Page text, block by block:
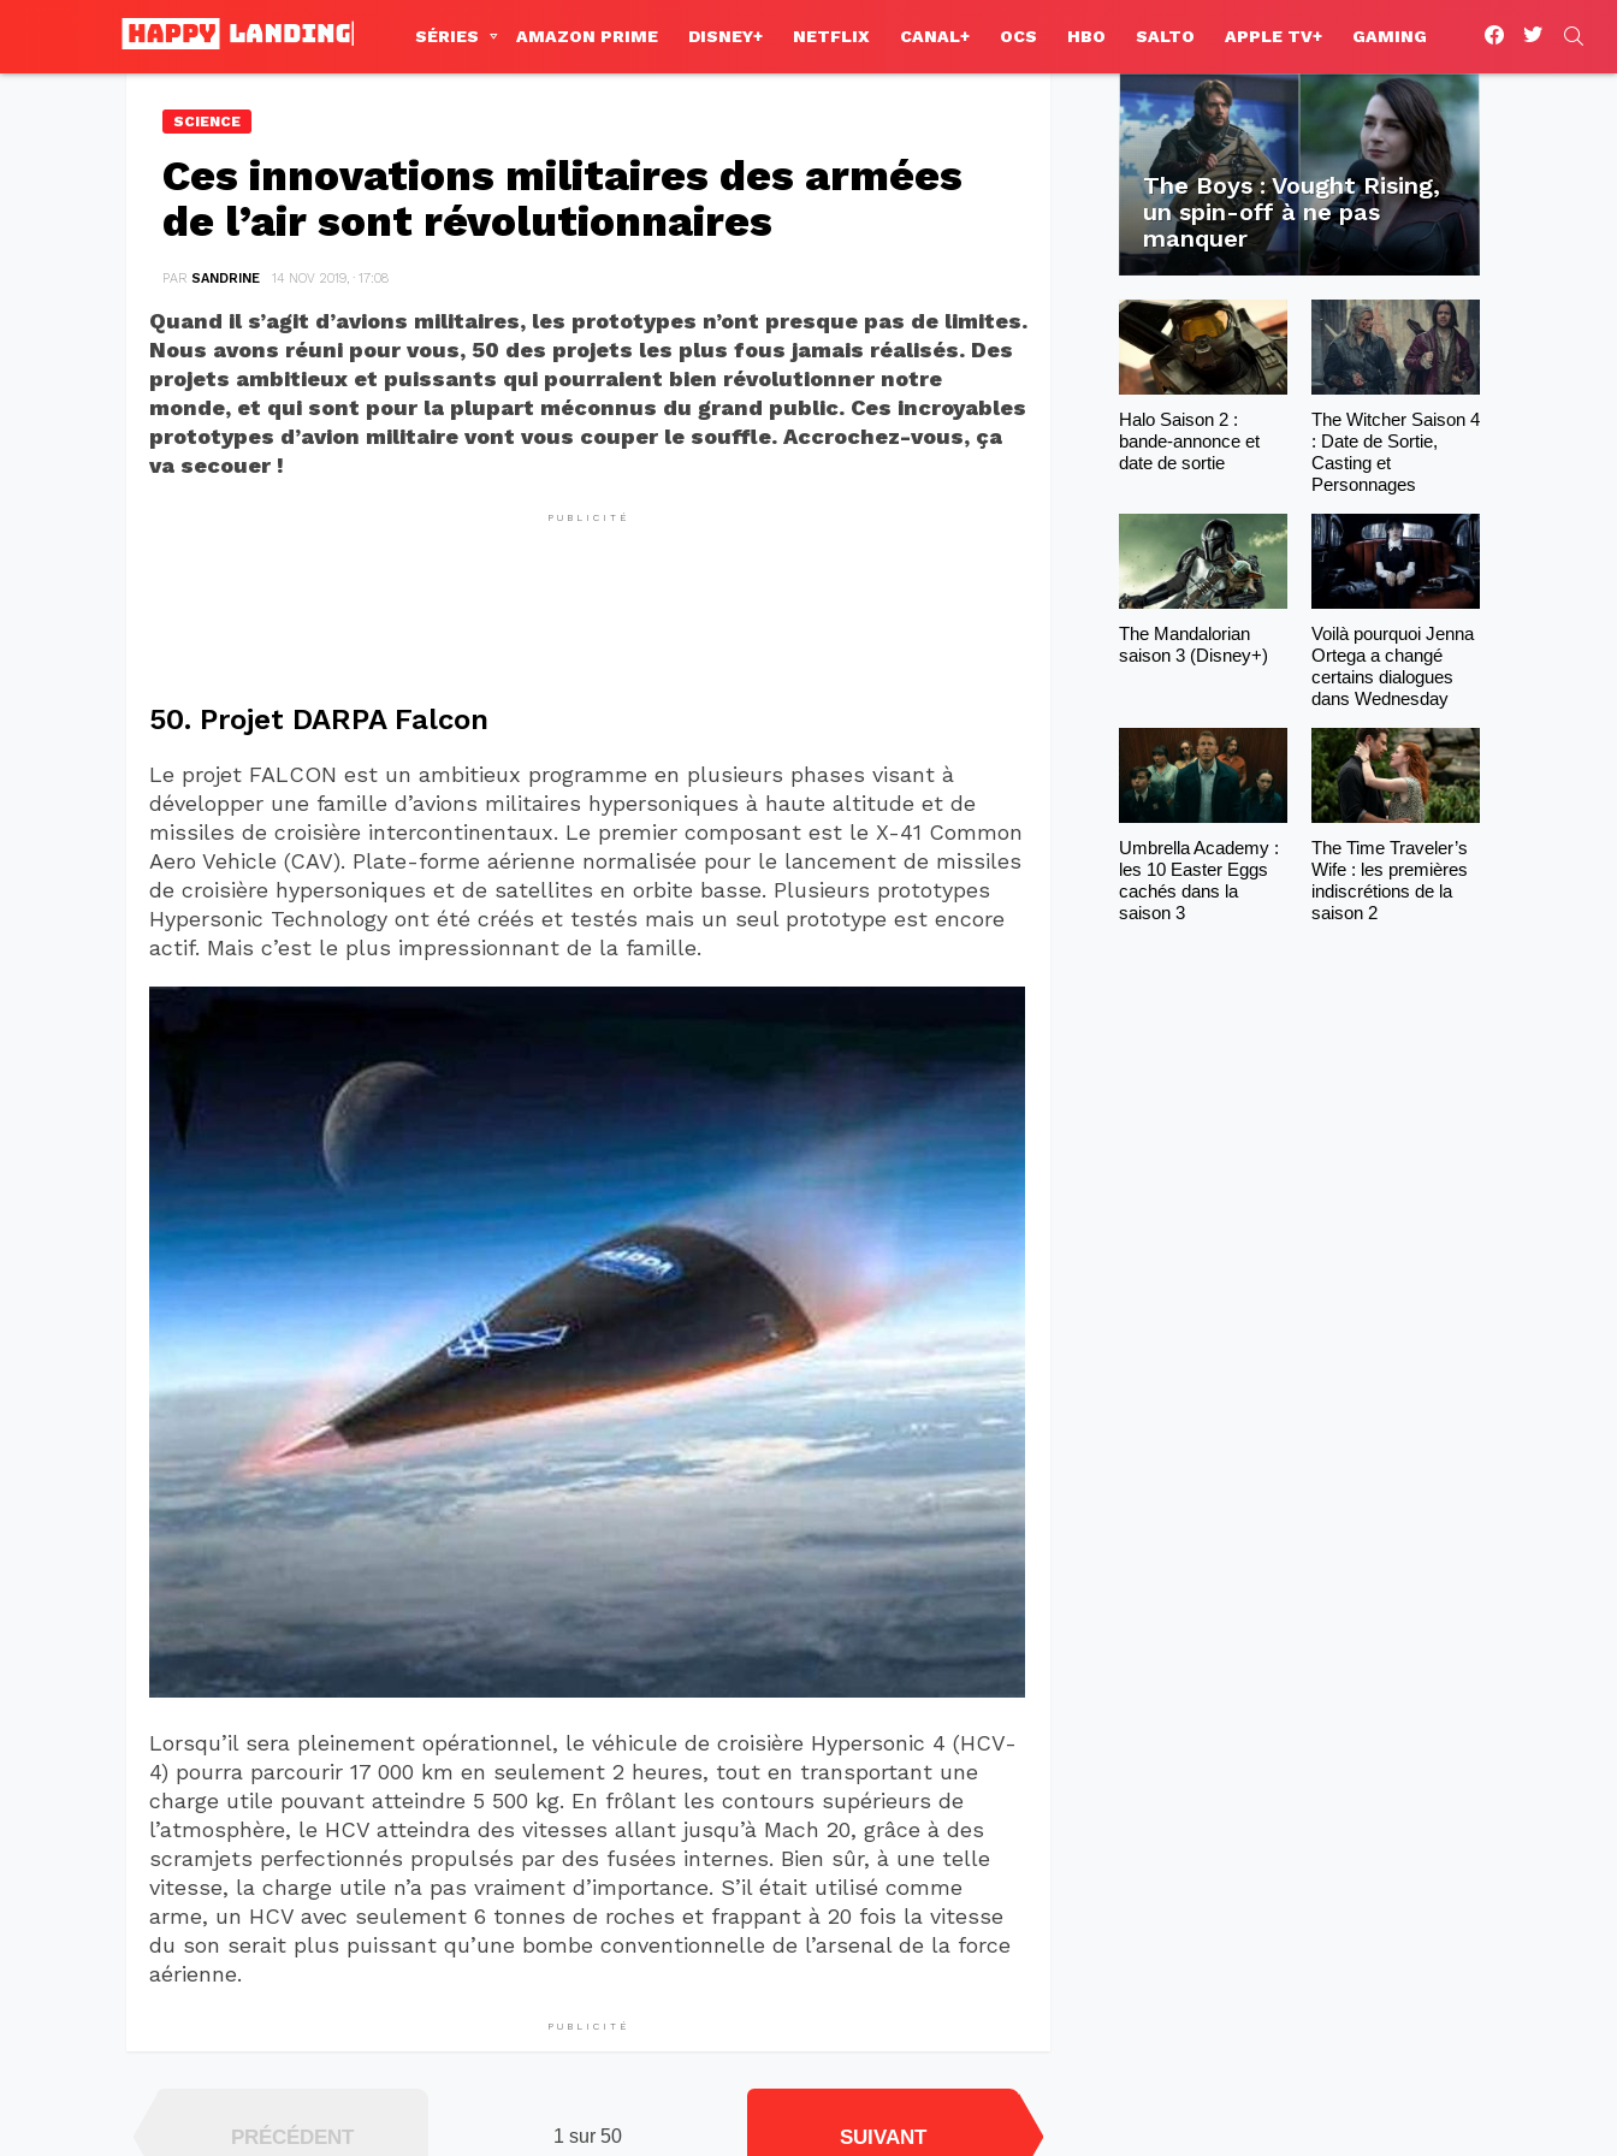
SÉRIES AMAZON PRIME DISNEY+ NETFLIX CANAL+ OCS HBO SALTO APPLE TV+ GAMING
facebooktwitter
SCIENCE
Ces innovations militaires des armées
de l’air sont révolutionnaires
PAR SANDRINE 14 NOV 2019, · 17:08
Quand il s’agit d’avions militaires, les prototypes n’ont presque pas de limites.
Nous avons réuni pour vous, 50 des projets les plus fous jamais réalisés. Des
projets ambitieux et puissants qui pourraient bien révolutionner notre
monde, et qui sont pour la plupart méconnus du grand public. Ces incroyables
prototypes d’avion militaire vont vous couper le souffle. Accrochez-vous, ça
va secouer !
PUBLICITÉ
50. Projet DARPA Falcon
Le projet FALCON est un ambitieux programme en plusieurs phases visant à
développer une famille d’avions militaires hypersoniques à haute altitude et de
missiles de croisière intercontinentaux. Le premier composant est le X-41 Common
Aero Vehicle (CAV). Plate-forme aérienne normalisée pour le lancement de missiles
de croisière hypersoniques et de satellites en orbite basse. Plusieurs prototypes
Hypersonic Technology ont été créés et testés mais un seul prototype est encore
actif. Mais c’est le plus impressionnant de la famille.
Lorsqu’il sera pleinement opérationnel, le véhicule de croisière Hypersonic 4 (HCV-
4) pourra parcourir 17 000 km en seulement 2 heures, tout en transportant une
charge utile pouvant atteindre 5 500 kg. En frôlant les contours supérieurs de
l’atmosphère, le HCV atteindra des vitesses allant jusqu’à Mach 20, grâce à des
scramjets perfectionnés propulsés par des fusées internes. Bien sûr, à une telle
vitesse, la charge utile n’a pas vraiment d’importance. S’il était utilisé comme
arme, un HCV avec seulement 6 tonnes de roches et frappant à 20 fois la vitesse
du son serait plus puissant qu’une bombe conventionnelle de l’arsenal de la force
aérienne.
PUBLICITÉ
1 sur 50
PRÉCÉDENT SUIVANT
The Boys : Vought Rising,
un spin-off à ne pas
manquer
Halo Saison 2 :
bande-annonce et
date de sortie
The Witcher Saison 4
: Date de Sortie,
Casting et
Personnages
The Mandalorian
saison 3 (Disney+)
Voilà pourquoi Jenna
Ortega a changé
certains dialogues
dans Wednesday
Umbrella Academy :
les 10 Easter Eggs
cachés dans la
saison 3
The Time Traveler’s
Wife : les premières
indiscrétions de la
saison 2